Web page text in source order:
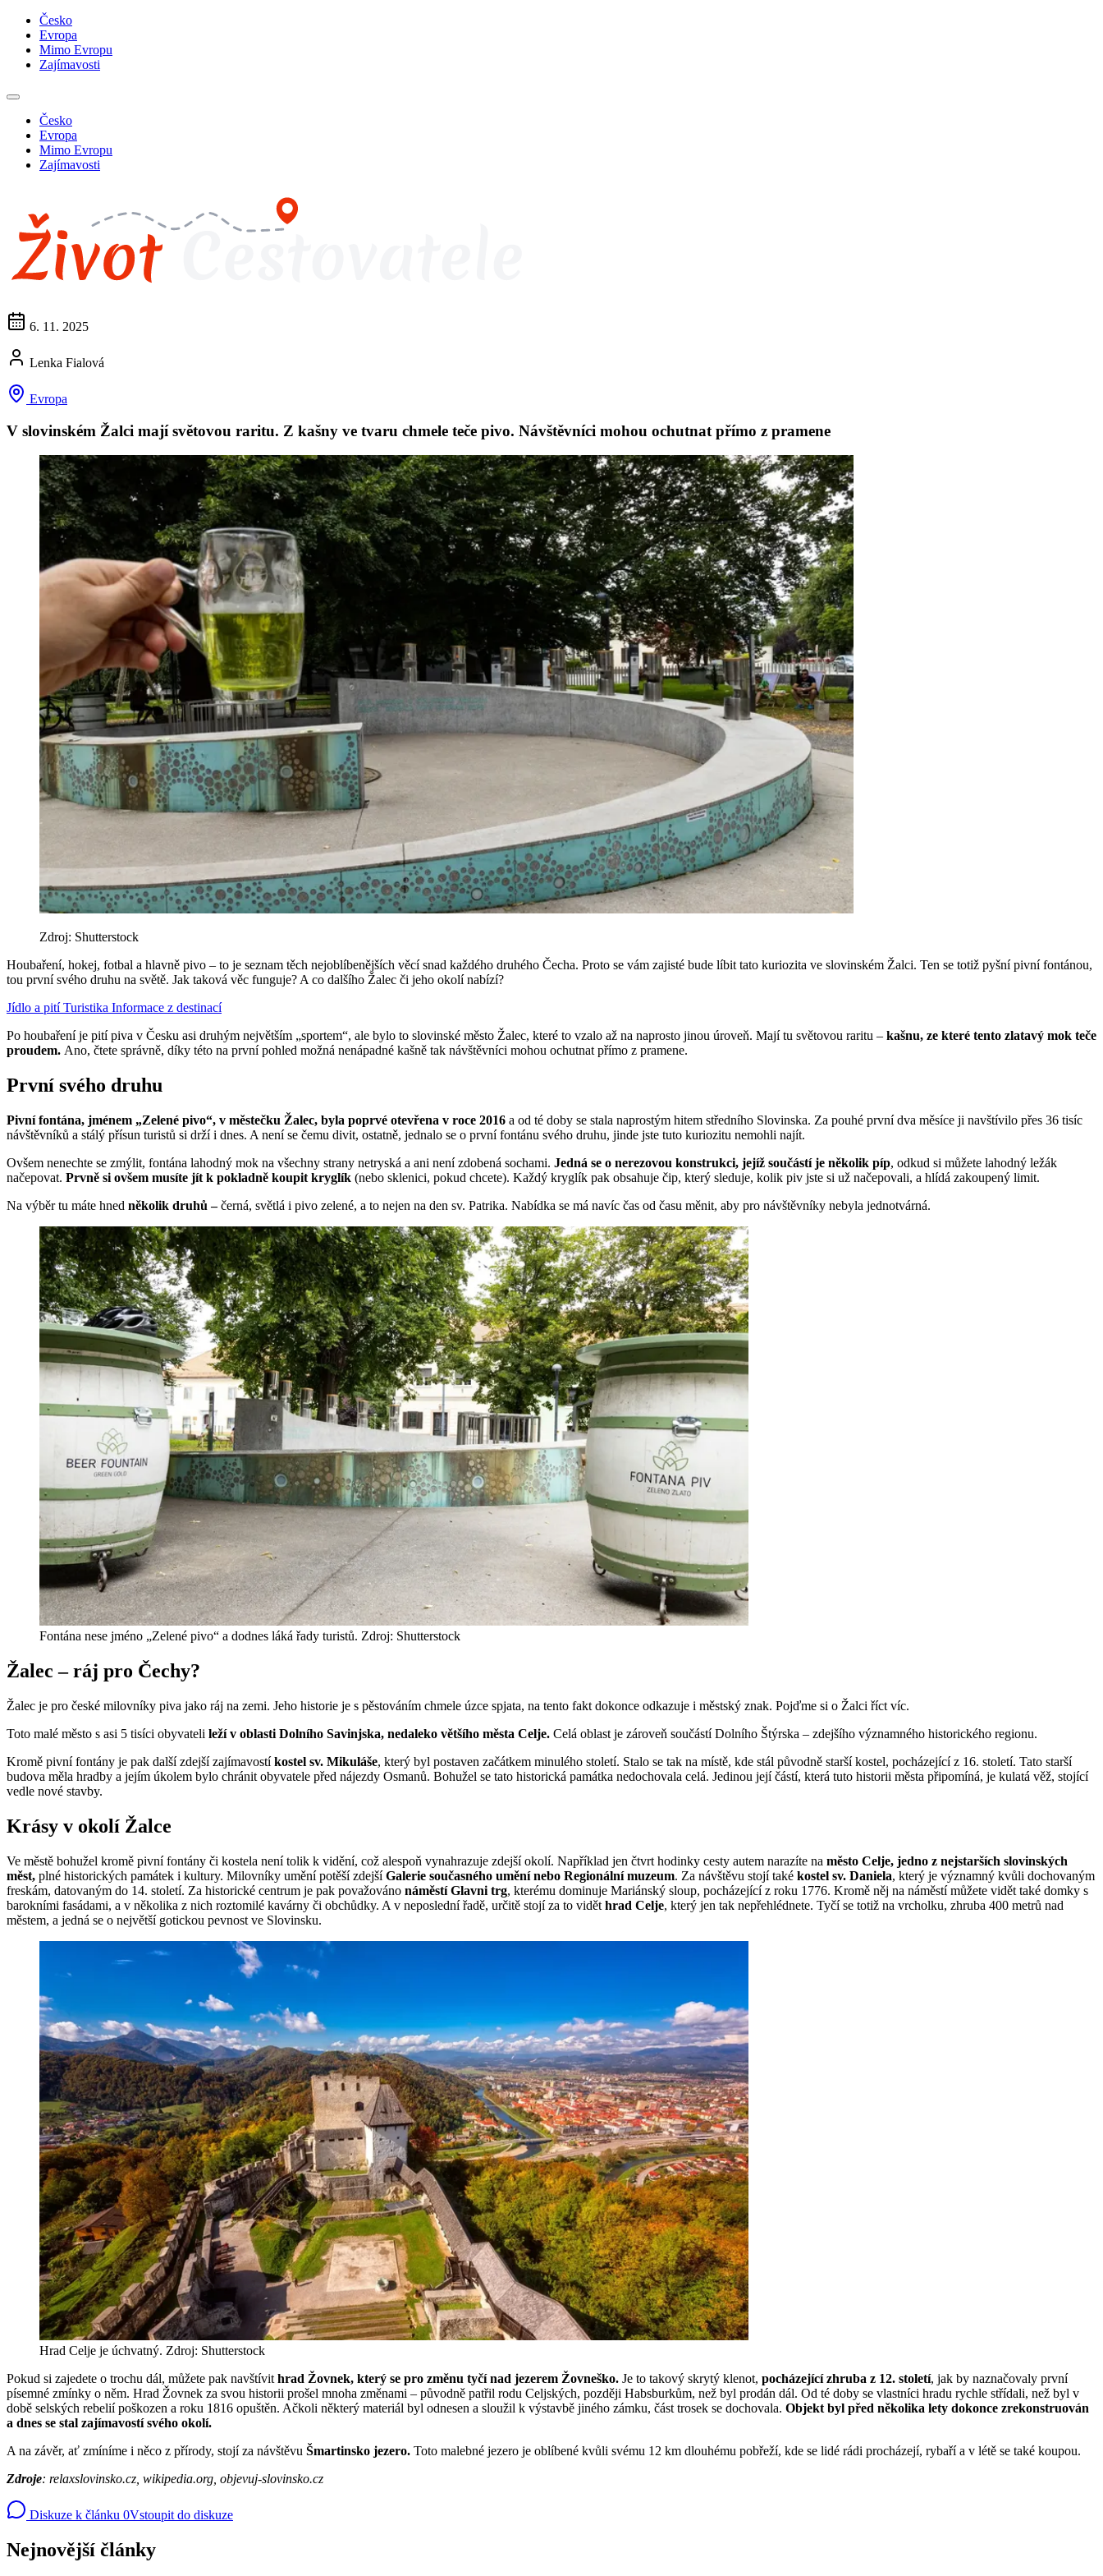
Česko
Evropa
Mimo Evropu
Zajímavosti
Česko
Evropa
Mimo Evropu
Zajímavosti
6. 11. 2025
Lenka Fialová
Evropa
V slovinském Žalci mají světovou raritu. Z kašny ve tvaru chmele teče pivo. Návštěvníci mohou ochutnat přímo z pramene
Zdroj: Shutterstock
Houbaření, hokej, fotbal a hlavně pivo – to je seznam těch nejoblíbenějších věcí snad každého druhého Čecha. Proto se vám zajisté bude líbit tato kuriozita ve slovinském Žalci. Ten se totiž pyšní pivní fontánou,
tou první svého druhu na světě. Jak taková věc funguje? A co dalšího Žalec či jeho okolí nabízí?
Jídlo a pitíTuristika Informace z destinací
Po houbaření je pití piva v Česku asi druhým největším „sportem“, ale bylo to slovinské město Žalec, které to vzalo až na naprosto jinou úroveň. Mají tu světovou raritu – kašnu, ze které tento zlatavý mok teče
proudem. Ano, čtete správně, díky této na první pohled možná nenápadné kašně tak návštěvníci mohou ochutnat přímo z pramene.
První svého druhu
Pivní fontána, jménem „Zelené pivo“, v městečku Žalec, byla poprvé otevřena v roce 2016 a od té doby se stala naprostým hitem středního Slovinska. Za pouhé první dva měsíce ji navštívilo přes 36 tisíc
návštěvníků a stálý přísun turistů si drží i dnes. A není se čemu divit, ostatně, jednalo se o první fontánu svého druhu, jinde jste tuto kuriozitu nemohli najít.
Ovšem nenechte se zmýlit, fontána lahodný mok na všechny strany netryská a ani není zdobená sochami. Jedná se o nerezovou konstrukci, jejíž součástí je několik píp, odkud si můžete lahodný ležák
načepovat. Prvně si ovšem musíte jít k pokladně koupit kryglík (nebo sklenici, pokud chcete). Každý kryglík pak obsahuje čip, který sleduje, kolik piv jste si už načepovali, a hlídá zakoupený limit.
Na výběr tu máte hned několik druhů –černá, světlá i pivo zelené, a to nejen na den sv. Patrika. Nabídka se má navíc čas od času měnit, aby pro návštěvníky nebyla jednotvárná.
Fontána nese jméno „Zelené pivo“ a dodnes láká řady turistů. Zdroj: Shutterstock
Žalec – ráj pro Čechy?
Žalec je pro české milovníky piva jako ráj na zemi. Jeho historie je s pěstováním chmele úzce spjata, na tento fakt dokonce odkazuje i městský znak. Pojďme si o Žalci říct víc.
Toto malé město s asi 5 tisíci obyvateli leží v oblasti Dolního Savinjska, nedaleko většího města Celje. Celá oblast je zároveň součástí Dolního Štýrska – zdejšího významného historického regionu.
Kromě pivní fontány je pak další zdejší zajímavostíkostel sv. Mikuláše, který byl postaven začátkem minulého století. Stalo se tak na místě, kde stál původně starší kostel, pocházející z 16. století. Tato starší
budova měla hradby a jejím úkolem bylo chránit obyvatele před nájezdy Osmanů. Bohužel se tato historická památka nedochovala celá. Jedinou její částí, která tuto historii města připomíná, je kulatá věž, stojící
vedle nové stavby.
Krásy v okolí Žalce
Ve městě bohužel kromě pivní fontány či kostela není tolik k vidění, což alespoň vynahrazuje zdejší okolí. Například jen čtvrt hodinky cesty autem narazíte na město Celje, jedno z nejstarších slovinských
měst, plné historických památek i kultury. Milovníky umění potěší zdejšíGalerie současného umění nebo Regionální muzeum. Za návštěvu stojí také kostel sv. Daniela, který je významný kvůli dochovaným
freskám, datovaným do 14. století. Za historické centrum je pak považováno náměstí Glavni trg, kterému dominuje Mariánský sloup, pocházející z roku 1776. Kromě něj na náměstí můžete vidět také domky s
barokními fasádami, a v několika z nich roztomilé kavárny či obchůdky. A v neposlední řadě, určitě stojí za to vidět hrad Celje, který jen tak nepřehlédnete. Tyčí se totiž na vrcholku, zhruba 400 metrů nad
městem, a jedná se o největší gotickou pevnost ve Slovinsku.
Hrad Celje je úchvatný. Zdroj: Shutterstock
Pokud si zajedete o trochu dál, můžete pak navštívit hrad Žovnek, který se pro změnu tyčí nad jezerem Žovneško. Je to takový skrytý klenot, pocházející zhruba z 12. století, jak by naznačovaly první
písemné zmínky o něm. Hrad Žovnek za svou historii prošel mnoha změnami – původně patřil rodu Celjských, později Habsburkům, než byl prodán dál. Od té doby se vlastníci hradu rychle střídali, než byl v
době selských rebelií poškozen a roku 1816 opuštěn. Ačkoli některý materiál byl odnesen a sloužil k výstavbě jiného zámku, část trosek se dochovala. Objekt byl před několika lety dokonce zrekonstruován
a dnes se stal zajímavostí svého okolí.
A na závěr, ať zmíníme i něco z přírody, stojí za návštěvu Šmartinsko jezero. Toto malebné jezero je oblíbené kvůli svému 12 km dlouhému pobřeží, kde se lidé rádi procházejí, rybaří a v létě se také koupou.
Zdroje: relaxslovinsko.cz, wikipedia.org, objevuj-slovinsko.cz
Diskuze k článku 0Vstoupit do diskuze
Nejnovější články